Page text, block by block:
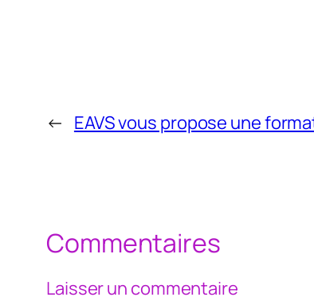
← EAVS vous propose une
Commentaires
Laisser un commentaire